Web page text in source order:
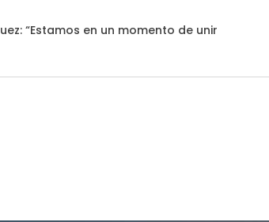
“Estamos en un momento de unir